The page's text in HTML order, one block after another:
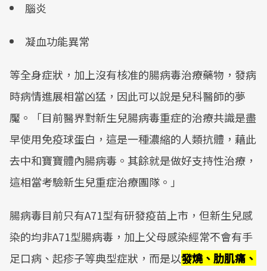
腦炎
凝血功能異常
等全身症狀，加上沒有核准的腸病毒治療藥物，發病
時病情進展相當凶猛，因此可以說是兒科醫師的夢
魘。「目前醫界對新生兒腸病毒重症的治療共識是盡
早使用免疫球蛋白，這是一種濃縮的人類抗體，藉此
去中和寶寶體內腸病毒。其餘就是做好支持性治療，
這相當考驗新生兒重症治療團隊。」
腸病毒目前只有A71型有研發疫苗上市，但新生兒感
染的均非A71型腸病毒，加上父母感染經常不會有手
足口病、起疹子等典型症狀，而是以發燒、肋肌痛、